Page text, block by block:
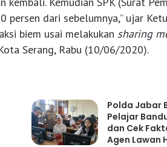
persen dari sebelumnya,” ujar
biem usai melakukan sharing
Serang, Rabu (10/06/2020).
Polda Jabar
Pelajar
dan Cek
Agen Lawan